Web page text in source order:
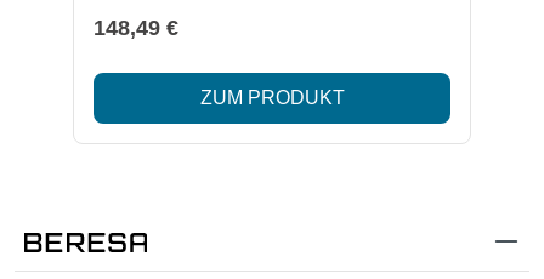
Passform und hochwertige Verarbeitung
Originalteil für maximale Langlebigkeit und
Austausch dank präziser Fertigung Optisch
148,49 €
ZUM PRODUKT